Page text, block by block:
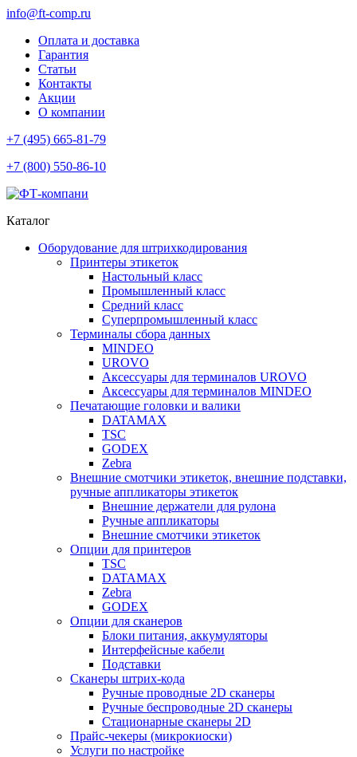
info@ft-comp.ru
Оплата и доставка
Гарантия
Статьи
Контакты
Акции
О компании
+7 (495) 665-81-79
+7 (800) 550-86-10
Каталог
Оборудование для штрихкодирования
Принтеры этикеток
Настольный класс
Промышленный класс
Средний класс
Суперпромышленный класс
Терминалы сбора данных
MINDEO
UROVO
Аксессуары для терминалов UROVO
Аксессуары для терминалов MINDEO
Печатающие головки и валики
DATAMAX
TSC
GODEX
Zebra
Внешние смотчики этикеток, внешние подставки,
ручные аппликаторы этикеток
Внешние держатели для рулона
Ручные аппликаторы
Внешние смотчики этикеток
Опции для принтеров
TSC
DATAMAX
Zebra
GODEX
Опции для сканеров
Блоки питания, аккумуляторы
Интерфейсные кабели
Подставки
Сканеры штрих-кода
Ручные проводные 2D сканеры
Ручные беспроводные 2D сканеры
Стационарные сканеры 2D
Прайс-чекеры (микрокиоски)
Услуги по настройке